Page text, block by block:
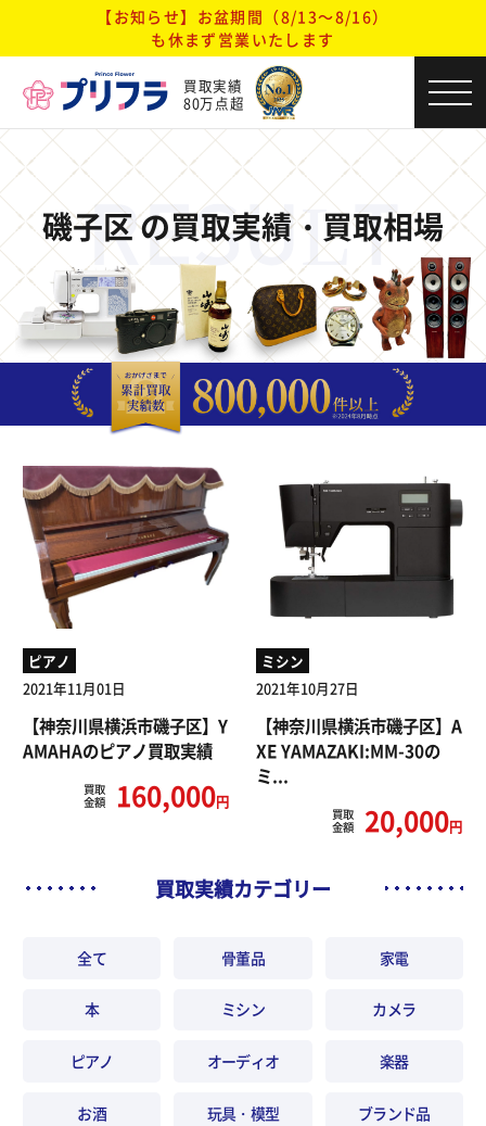
【お知らせ】お盆期間（8/13～8/16）
も休まず営業いたします
買取実績
80万点超
RESULT
磯子区 の買取実績・買取相場
ピアノ
2021年11月01日
【神奈川県横浜市磯子区】Y
AMAHAのピアノ買取実績
買取
金額
160,000円
ミシン
2021年10月27日
【神奈川県横浜市磯子区】A
XE YAMAZAKI:MM-30の
ミ...
買取
金額
20,000円
買取実績カテゴリー
全て 骨董品 家電
本 ミシン カメラ
ピアノ オーディオ 楽器
お酒 玩具・模型 ブランド品